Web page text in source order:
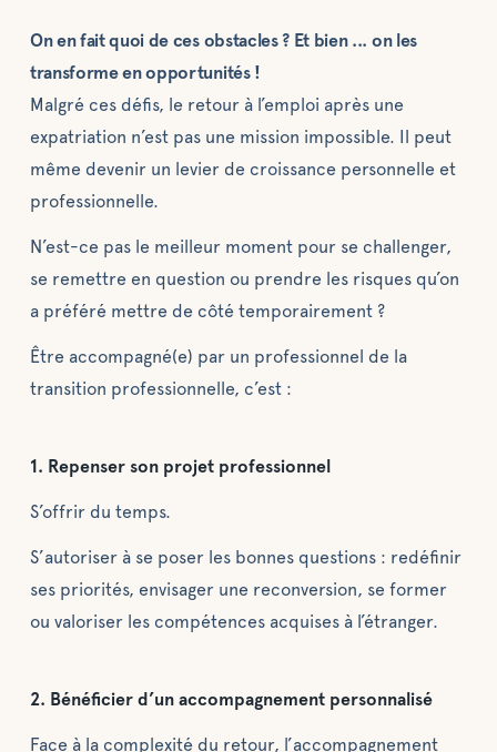
On en fait quoi de ces obstacles ? Et bien ... on les
transforme en opportunités !
Malgré ces défis, le retour à l’emploi après une
expatriation n’est pas une mission impossible. Il peut
même devenir un levier de croissance personnelle et
professionnelle.
N’est-ce pas le meilleur moment pour se challenger,
se remettre en question ou prendre les risques qu’on
a préféré mettre de côté temporairement ?
Être accompagné(e) par un professionnel de la
transition professionnelle, c’est :
1. Repenser son projet professionnel
S’offrir du temps.
S’autoriser à se poser les bonnes questions : redéfinir
ses priorités, envisager une reconversion, se former
ou valoriser les compétences acquises à l’étranger.
2. Bénéficier d’un accompagnement personnalisé
Face à la complexité du retour, l’accompagnement